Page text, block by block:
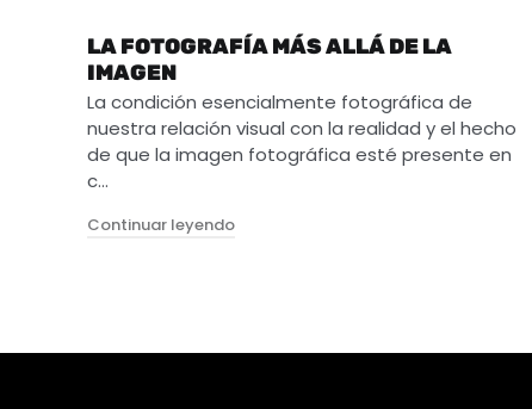
LA FOTOGRAFÍA MÁS ALLÁ DE LA
IMAGEN
La condición esencialmente fotográfica de
nuestra relación visual con la realidad y el hecho
de que la imagen fotográfica esté presente en
c…
Continuar leyendo"La fotografía más allá de la imagen"